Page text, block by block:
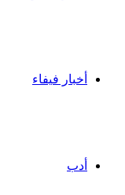
أخبار فيفاء
أدب